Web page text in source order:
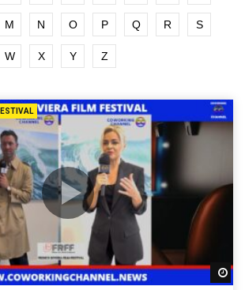
M N O P Q R S
W X Y Z